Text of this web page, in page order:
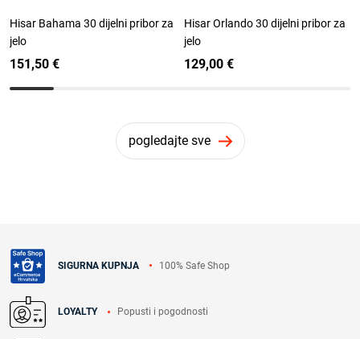
Hisar Bahama 30 dijelni pribor za
jelo
151,50 €
Hisar Orlando 30 dijelni pribor za
jelo
129,00 €
pogledajte sve
SIGURNA KUPNJA 100% Safe Shop
LOYALTY Popusti i pogodnosti